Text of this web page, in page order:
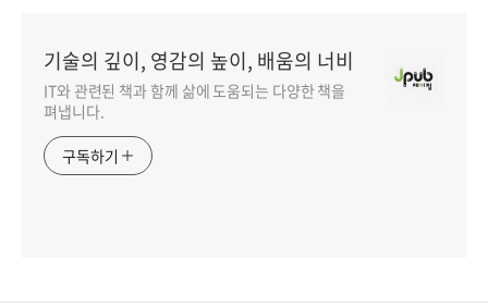
기술의 깊이, 영감의 높이, 배움의 너비
IT와 관련된 책과 함께 삶에 도움되는 다양한 책을
펴냅니다.
구독하기